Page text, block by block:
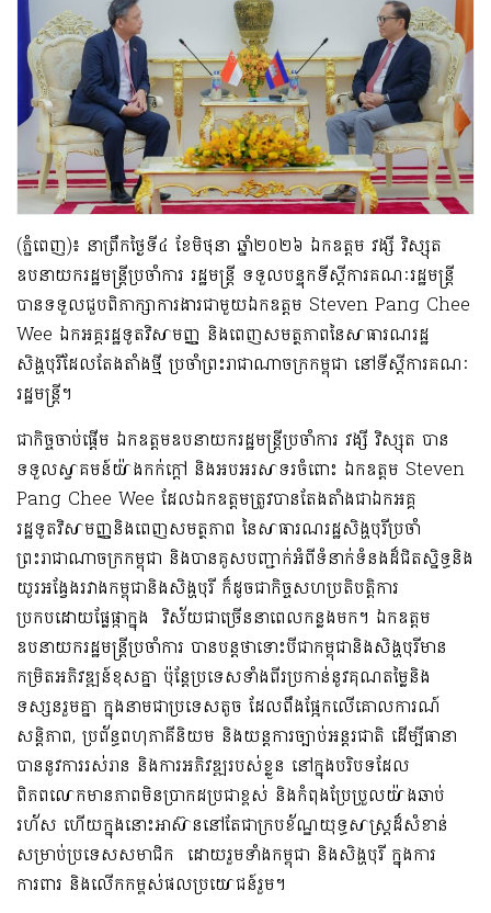
(ភ្នំពេញ)៖ នាព្រឹកថ្ងៃទី៤ ខែមិថុនា ឆ្នាំ២០២៦ ឯកឧត្តម វង្សី វិស្សុត
ឧបនាយករដ្ឋមន្ត្រីប្រចាំការ រដ្ឋមន្ត្រី ទទួលបន្ទុកទីស្ដីការគណៈរដ្ឋមន្ត្រី
បានទទួលជួបពិភាក្សាការងារជាមួយឯកឧត្តម Steven Pang Chee
Wee ឯកអគ្គរដ្ឋទូតវិសាមញ្ញ និងពេញសមត្ថភាពនៃសាធារណរដ្ឋ
សិង្ហបុរីដែលតែងតាំងថ្មី ប្រចាំព្រះរាជាណាចក្រកម្ពុជា នៅទីស្តីការគណៈ
រដ្ឋមន្ត្រី។
ជាកិច្ចចាប់ផ្តើម ឯកឧត្តមឧបនាយករដ្ឋមន្ត្រីប្រចាំការ វង្សី វិស្សុត បាន
ទទួលស្វាគមន៍យ៉ាងកក់ក្ដៅ និងអបអរសាទរចំពោះ ឯកឧត្តម Steven
Pang Chee Wee ដែលឯកឧត្តមត្រូវបានតែងតាំងជាឯកអគ្គ
រដ្ឋទូតវិសាមញ្ញនិងពេញសមត្ថភាព នៃសាធារណរដ្ឋសិង្ហបុរីប្រចាំ
ព្រះរាជាណាចក្រកម្ពុជា និងបានគូសបញ្ជាក់អំពីទំនាក់ទំនងដ៏ជិតស្និទ្ធនិង
យូរអង្វែងរវាងកម្ពុជានិងសិង្ហបុរី ក៏ដូចជាកិច្ចសហប្រតិបត្តិការ
ប្រកបដោយផ្លែផ្កាក្នុង វិស័យជាច្រើននាពេលកន្លងមក។ ឯកឧត្តម
ឧបនាយករដ្ឋមន្ត្រីប្រចាំការ បានបន្តថាទោះបីជាកម្ពុជានិងសិង្ហបុរីមាន
កម្រិតអភិវឌ្ឍន៍ខុសគ្នា ប៉ុន្តែប្រទេសទាំងពីរប្រកាន់នូវគុណតម្លៃនិង
ទស្សនរួមគ្នា ក្នុងនាមជាប្រទេសតូច ដែលពឹងផ្អែកលើគោលការណ៍
សន្តិភាព, ប្រព័ន្ធពហុភាគីនិយម និងយន្តការច្បាប់អន្តរជាតិ ដើម្បីធានា
បាននូវការរស់រាន និងការអភិវឌ្ឍរបស់ខ្លួន នៅក្នុងបរិបទដែល
ពិភពលោកមានភាពមិនប្រាកដប្រជាខ្ពស់ និងកំពុងប្រែប្រួលយ៉ាងឆាប់
រហ័ស ហើយក្នុងនោះអាស៊ាននៅតែជាក្របខ័ណ្ឌយុទ្ធសាស្ត្រដ៏សំខាន់
សម្រាប់ប្រទេសសមាជិក ដោយរួមទាំងកម្ពុជា និងសិង្ហបុរី ក្នុងការ
ការពារ និងលើកកម្ពស់ផលប្រយោជន៍រួម។